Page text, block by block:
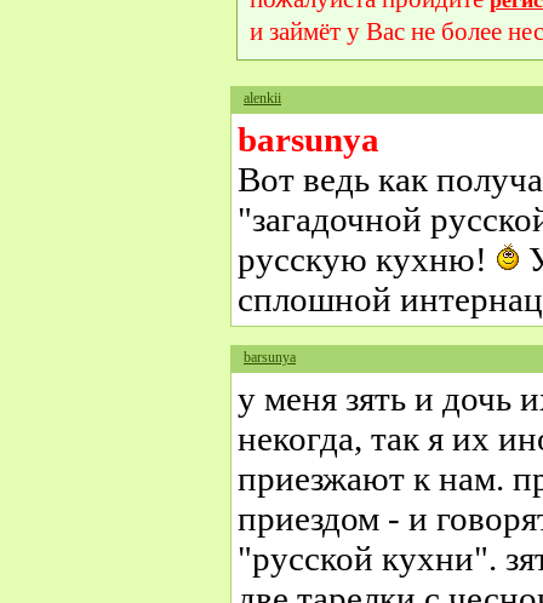
и займёт у Вас не более
alenkii
barsunya
Вот ведь как
"загадочной
русскую кухню!
сплошной
barsunya
у меня зять и дочь
некогда, так я их
приезжают к нам.
приездом - и
"русской кухни".